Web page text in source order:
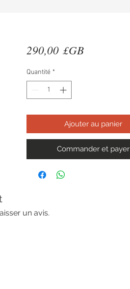
290,00 £GBPrix
Quantité *
Ajouter au panier
Commander et payer
un avis.